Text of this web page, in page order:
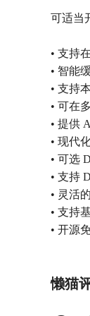
可适当
• 支持
• 智能
• 支持
• 可在
• 提供
• 现代
• 可选
• 支持
• 灵活
• 支持
• 开源
懒猫